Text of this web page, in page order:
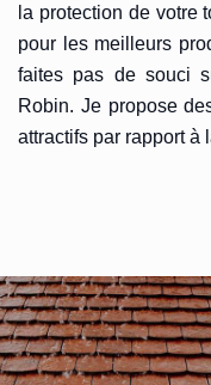
la protection de votre
pour les meilleurs
faites pas de souci
Robin. Je propose
attractifs par rapport à